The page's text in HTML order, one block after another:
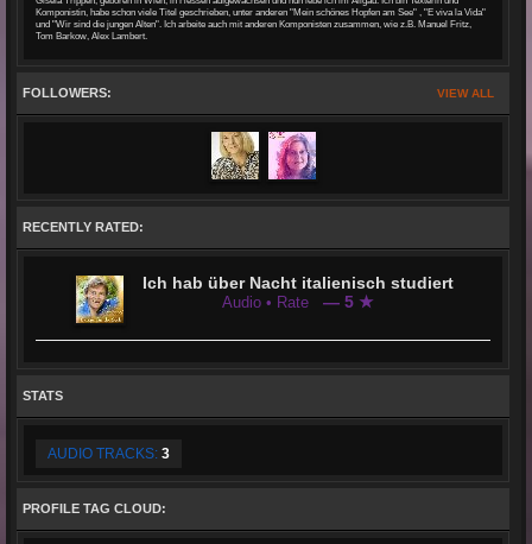
Komponistin, habe schon viele Titel geschrieben, unter anderen "Mein schönes Hopfen am See" , "E viva la Vida"
und "Wir sind die jungen Alten". Ich arbeite auch mit anderen Komponisten zusammen, wie z.B. Manuel Fritz,
Tom Barkow, Alex Lambert.
VIEW ALL
FOLLOWERS:
RECENTLY RATED:
Ich hab über Nacht italienisch studiert
Audio • Rate — 5 ★
STATS
AUDIO TRACKS: 3
PROFILE TAG CLOUD: